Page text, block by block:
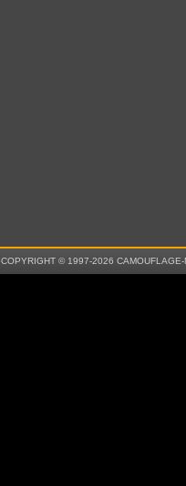
COPYRIGHT © 1997-2026 CAMOUFLAGE-